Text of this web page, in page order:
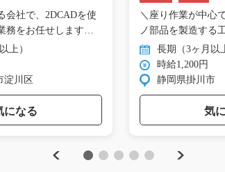
Previous
会社で、2DCADを使
務をお任せします。
上）
淀川区
になる
＼座り作業が中心
ノ部品を製造する
長期（3ヶ月以
時給1,200円
静岡県掛川市
気
Next